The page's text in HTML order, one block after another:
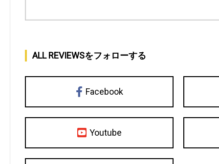
ALL REVIEWSをフォローする
Facebook
Youtube